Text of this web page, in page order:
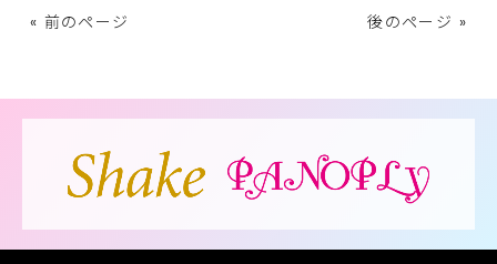
« 前のページ 後のページ »